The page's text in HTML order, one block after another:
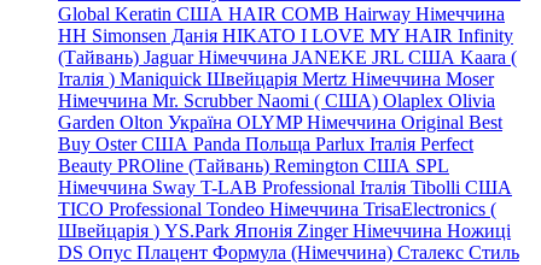
Global Keratin США HAIR COMB Hairway Німеччина
HH Simonsen Данія HIKATO I LOVE MY HAIR Infinity
(Тайвань) Jaguar Німеччина JANEKE JRL США Kaara (
Італія ) Maniquick Швейцарія Mertz Німеччина Moser
Німеччина Mr. Scrubber Naomi ( США) Olaplex Olivia
Garden Olton Україна OLYMP Німеччина Original Best
Buy Oster США Panda Польща Parlux Італія Perfect
Beauty PROline (Тайвань) Remington США SPL
Німеччина Sway T-LAB Professional Італія Tibolli США
TICO Professional Tondeo Німеччина TrisaElectronics (
Швейцарія ) YS.Park Японія Zinger Німеччина Ножиці
DS Опус Плацент Формула (Німеччина) Сталекс Стиль